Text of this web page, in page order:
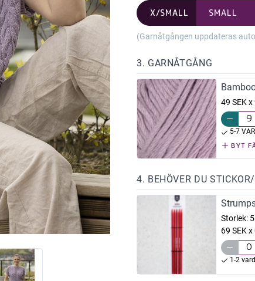
X/SMALL SMALL
(Garnåtgången uppdateras
3. GARNÅTGÅNG
49 SEK x
5-7
BYT
4. BEHÖVER DU
Storlek:
69 SEK x
1-2